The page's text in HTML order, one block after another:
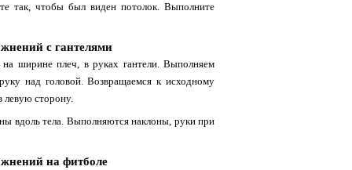
так, чтобы был виден потолок. Выполните
с гантелями
ширине плеч, в руках гантели. Выполняем
над головой. Возвращаемся к исходному
сторону.
вдоль тела. Выполняются наклоны, руки при
на фитболе